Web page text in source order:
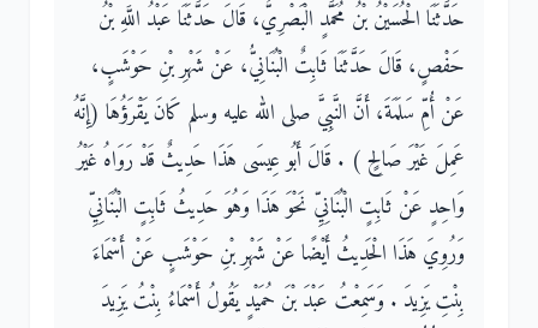
حَدَّثَنَا الْحُسَيْنُ بْنُ مُحَمَّدٍ الْبَصْرِيُّ، قَالَ حَدَّثَنَا عَبْدُ اللَّهِ بْنُ
حَفْصٍ، قَالَ حَدَّثَنَا ثَابِتٌ الْبُنَانِيُّ، عَنْ شَهْرِ بْنِ حَوْشَبٍ،
عَنْ أُمِّ سَلَمَةَ، أَنَّ النَّبِيَّ صلى الله عليه وسلم كَانَ يَقْرَؤُهَا ‏(‏إِنَّهُ
عَمِلَ غَيْرَ صَالِحٍ ‏)‏ ‏.‏ قَالَ أَبُو عِيسَى هَذَا حَدِيثٌ قَدْ رَوَاهُ غَيْرُ
وَاحِدٍ عَنْ ثَابِتٍ الْبُنَانِيِّ نَحْوَ هَذَا وَهُوَ حَدِيثُ ثَابِتٍ الْبُنَانِيِّ
وَرُوِيَ هَذَا الْحَدِيثُ أَيْضًا عَنْ شَهْرِ بْنِ حَوْشَبٍ عَنْ أَسْمَاءَ
بِنْتِ يَزِيدَ ‏.‏ وَسَمِعْتُ عَبْدَ بْنَ حُمَيْدٍ يَقُولُ أَسْمَاءُ بِنْتُ يَزِيدَ